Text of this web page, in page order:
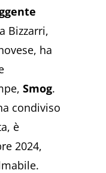
Bizzarri,
ha
Smog.
condiviso
è
2024,